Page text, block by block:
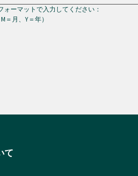
ーマットで入力してください：
＝月、Y＝年）
て